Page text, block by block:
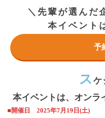
＼先輩が選んだ
本イベント
予
ス ケ
本イベントは、オンラ
■開催日 2025年7月19日(土)